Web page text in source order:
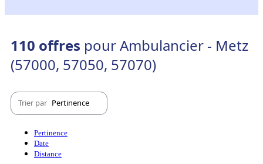
110 offres pour Ambulancier - Metz
(57000, 57050, 57070)
Trier par Pertinence
Pertinence
Date
Distance